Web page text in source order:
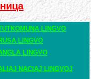
LINGVO
LINGVO
LINGVO
NACIAJ LINGVOJ